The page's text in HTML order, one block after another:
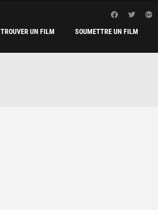
SOUMETTRE UN FILM
TROUVER UN FILM